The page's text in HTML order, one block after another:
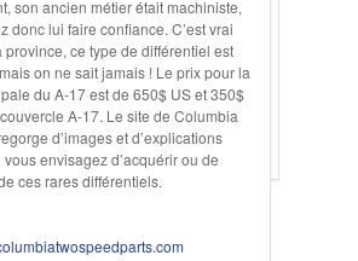
son ancien métier était machiniste,
donc lui faire confiance. C’est vrai
province, ce type de différentiel est
on ne sait jamais ! Le prix pour la
du A-17 est de 650$ US et 350$
A-17. Le site de Columbia
d’images et d’explications
envisagez d’acquérir ou de
ces rares différentiels.